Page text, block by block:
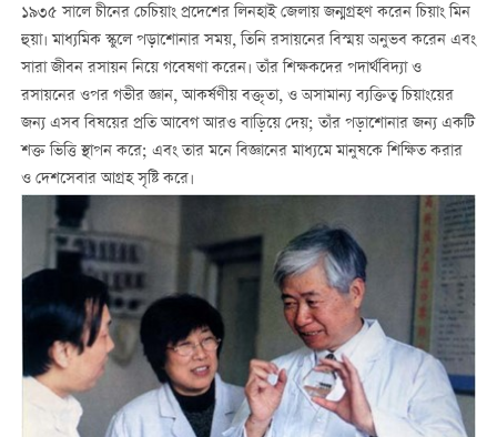
১৯৩৫ সালে চীনের চেচিয়াং প্রদেশের লিনহাই জেলায় জন্মগ্রহণ করেন চিয়াং মিন
হুয়া। মাধ্যমিক স্কুলে পড়াশোনার সময়, তিনি রসায়নের বিস্ময় অনুভব করেন এবং
সারা জীবন রসায়ন নিয়ে গবেষণা করেন। তাঁর শিক্ষকদের পদার্থবিদ্যা ও
রসায়নের ওপর গভীর জ্ঞান, আকর্ষণীয় বক্তৃতা, ও অসামান্য ব্যক্তিত্ব চিয়াংয়ের
জন্য এসব বিষয়ের প্রতি আবেগ আরও বাড়িয়ে দেয়; তাঁর পড়াশোনার জন্য একটি
শক্ত ভিত্তি স্থাপন করে; এবং তার মনে বিজ্ঞানের মাধ্যমে মানুষকে শিক্ষিত করার
ও দেশসেবার আগ্রহ সৃষ্টি করে।